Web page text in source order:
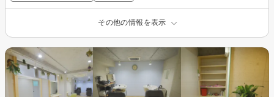
その他の情報を表示